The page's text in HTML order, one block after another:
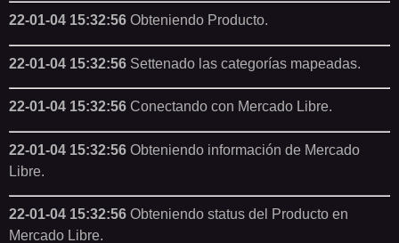
22-01-04 15:32:56 Obteniendo Producto.
22-01-04 15:32:56 Settenado las categorías mapeadas.
22-01-04 15:32:56 Conectando con Mercado Libre.
22-01-04 15:32:56 Obteniendo información de Mercado
Libre.
22-01-04 15:32:56 Obteniendo status del Producto en
Mercado Libre.